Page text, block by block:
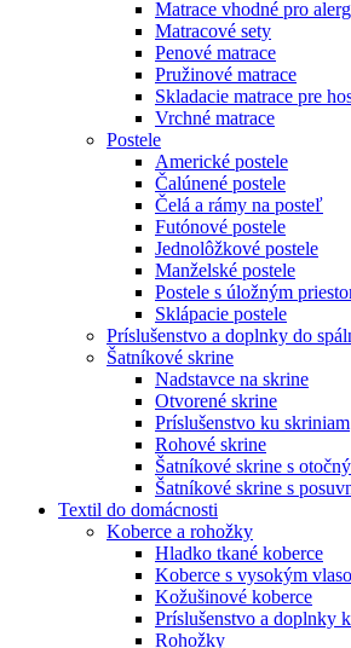
Matrace vhodné pro
Matracové sety
Penové matrace
Pružinové matrace
Skladacie matrace pre
Vrchné matrace
Postele
Americké postele
Čalúnené postele
Čelá a rámy na posteľ
Futónové postele
Jednolôžkové postele
Manželské postele
Postele s úložným
Sklápacie postele
Príslušenstvo a doplnky do
Šatníkové skrine
Nadstavce na skrine
Otvorené skrine
Príslušenstvo ku skriniam
Rohové skrine
Šatníkové skrine s
Šatníkové skrine s
Textil do domácnosti
Koberce a rohožky
Hladko tkané koberce
Koberce s vysokým
Kožušinové koberce
Príslušenstvo a doplnky
Rohožky